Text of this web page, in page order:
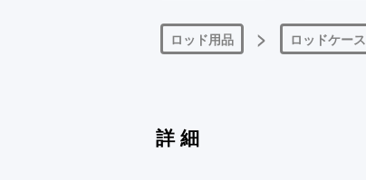
ロッド用品 > ロッドケース
詳細